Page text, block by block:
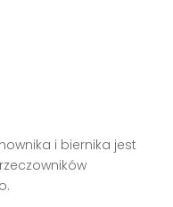
i biernika jest